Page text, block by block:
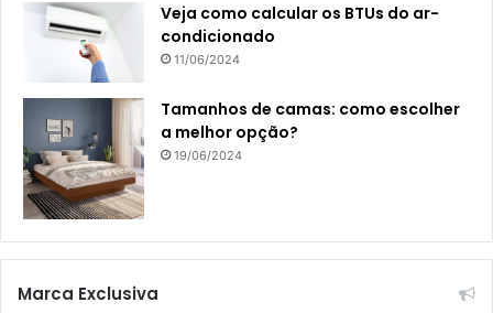
Veja como calcular os BTUs do ar-
condicionado
11/06/2024
Tamanhos de camas: como escolher
a melhor opção?
19/06/2024
Marca Exclusiva